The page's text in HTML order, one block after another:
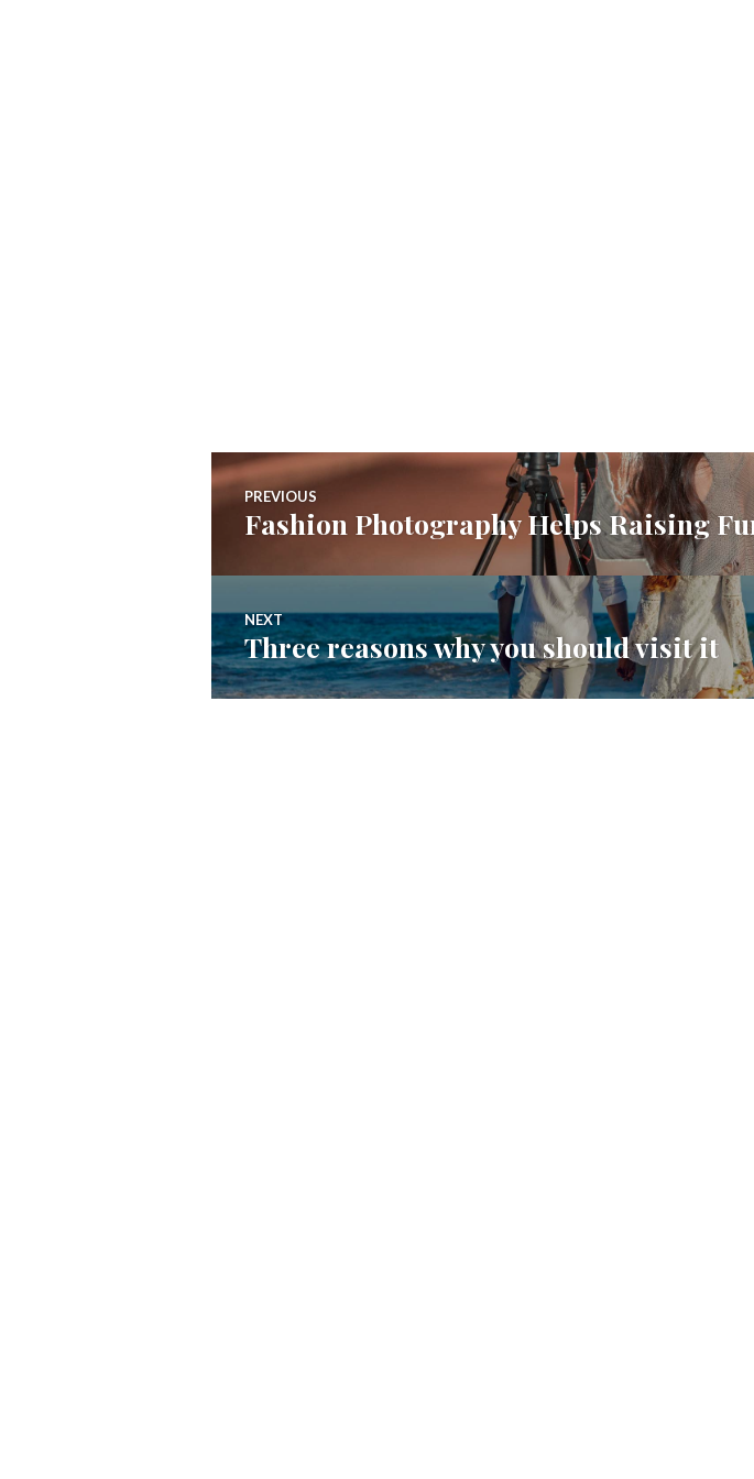
Navegação
de
Post
PREVIOUS
Previous
Fashion Photography Helps Raising
NEXT
Next
post:
Three reasons why you should visit it